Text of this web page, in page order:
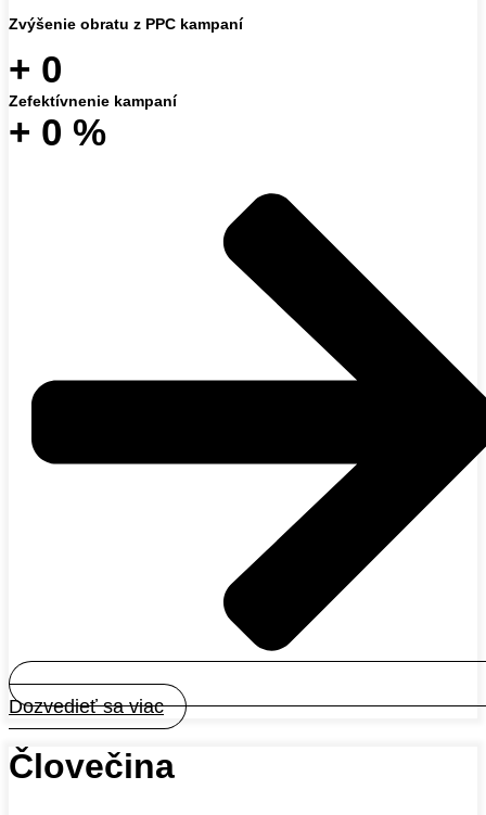
Zvýšenie obratu z PPC kampaní
+ 0
Zefektívnenie kampaní
+ 0 %
Dozvedieť sa viac
Človečina